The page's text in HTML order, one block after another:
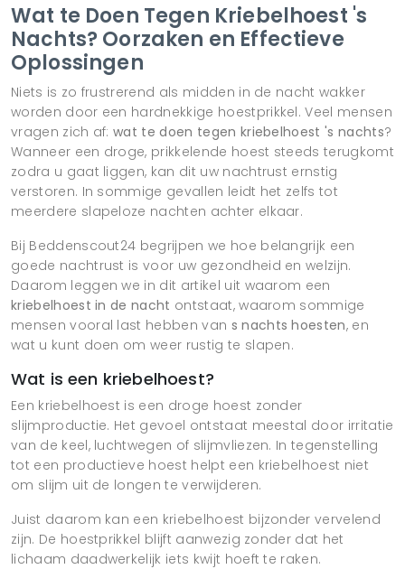
Wat te Doen Tegen Kriebelhoest 's
Nachts? Oorzaken en Effectieve
Oplossingen
Niets is zo frustrerend als midden in de nacht wakker
worden door een hardnekkige hoestprikkel. Veel mensen
vragen zich af:wat te doen tegen kriebelhoest 's nachts?
Wanneer een droge, prikkelende hoest steeds terugkomt
zodra u gaat liggen, kan dit uw nachtrust ernstig
verstoren. In sommige gevallen leidt het zelfs tot
meerdere slapeloze nachten achter elkaar.
Bij Beddenscout24 begrijpen we hoe belangrijk een
goede nachtrust is voor uw gezondheid en welzijn.
Daarom leggen we in dit artikel uit waarom een
kriebelhoest in de nacht ontstaat, waarom sommige
mensen vooral last hebben van s nachts hoesten, en
wat u kunt doen om weer rustig te slapen.
Wat is een kriebelhoest?
Een kriebelhoest is een droge hoest zonder
slijmproductie. Het gevoel ontstaat meestal door irritatie
van de keel, luchtwegen of slijmvliezen. In tegenstelling
tot een productieve hoest helpt een kriebelhoest niet
om slijm uit de longen te verwijderen.
Juist daarom kan een kriebelhoest bijzonder vervelend
zijn. De hoestprikkel blijft aanwezig zonder dat het
lichaam daadwerkelijk iets kwijt hoeft te raken.